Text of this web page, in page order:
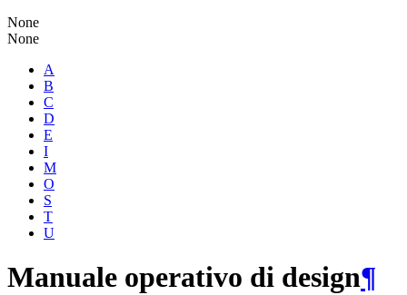
None
None
A
B
C
D
E
I
M
O
S
T
U
Manuale operativo di design¶